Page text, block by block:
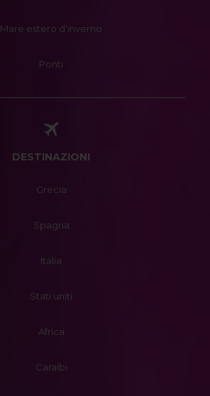
Mare estero d'inverno
Ponti
DESTINAZIONI
Grecia
Spagna
Italia
Stati uniti
Africa
Caraibi